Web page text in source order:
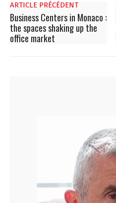
ARTICLE PRÉCÉDENT
Business Centers in Monaco :
the spaces shaking up the
office market